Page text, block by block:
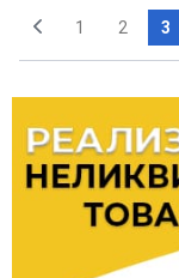
1 2 3